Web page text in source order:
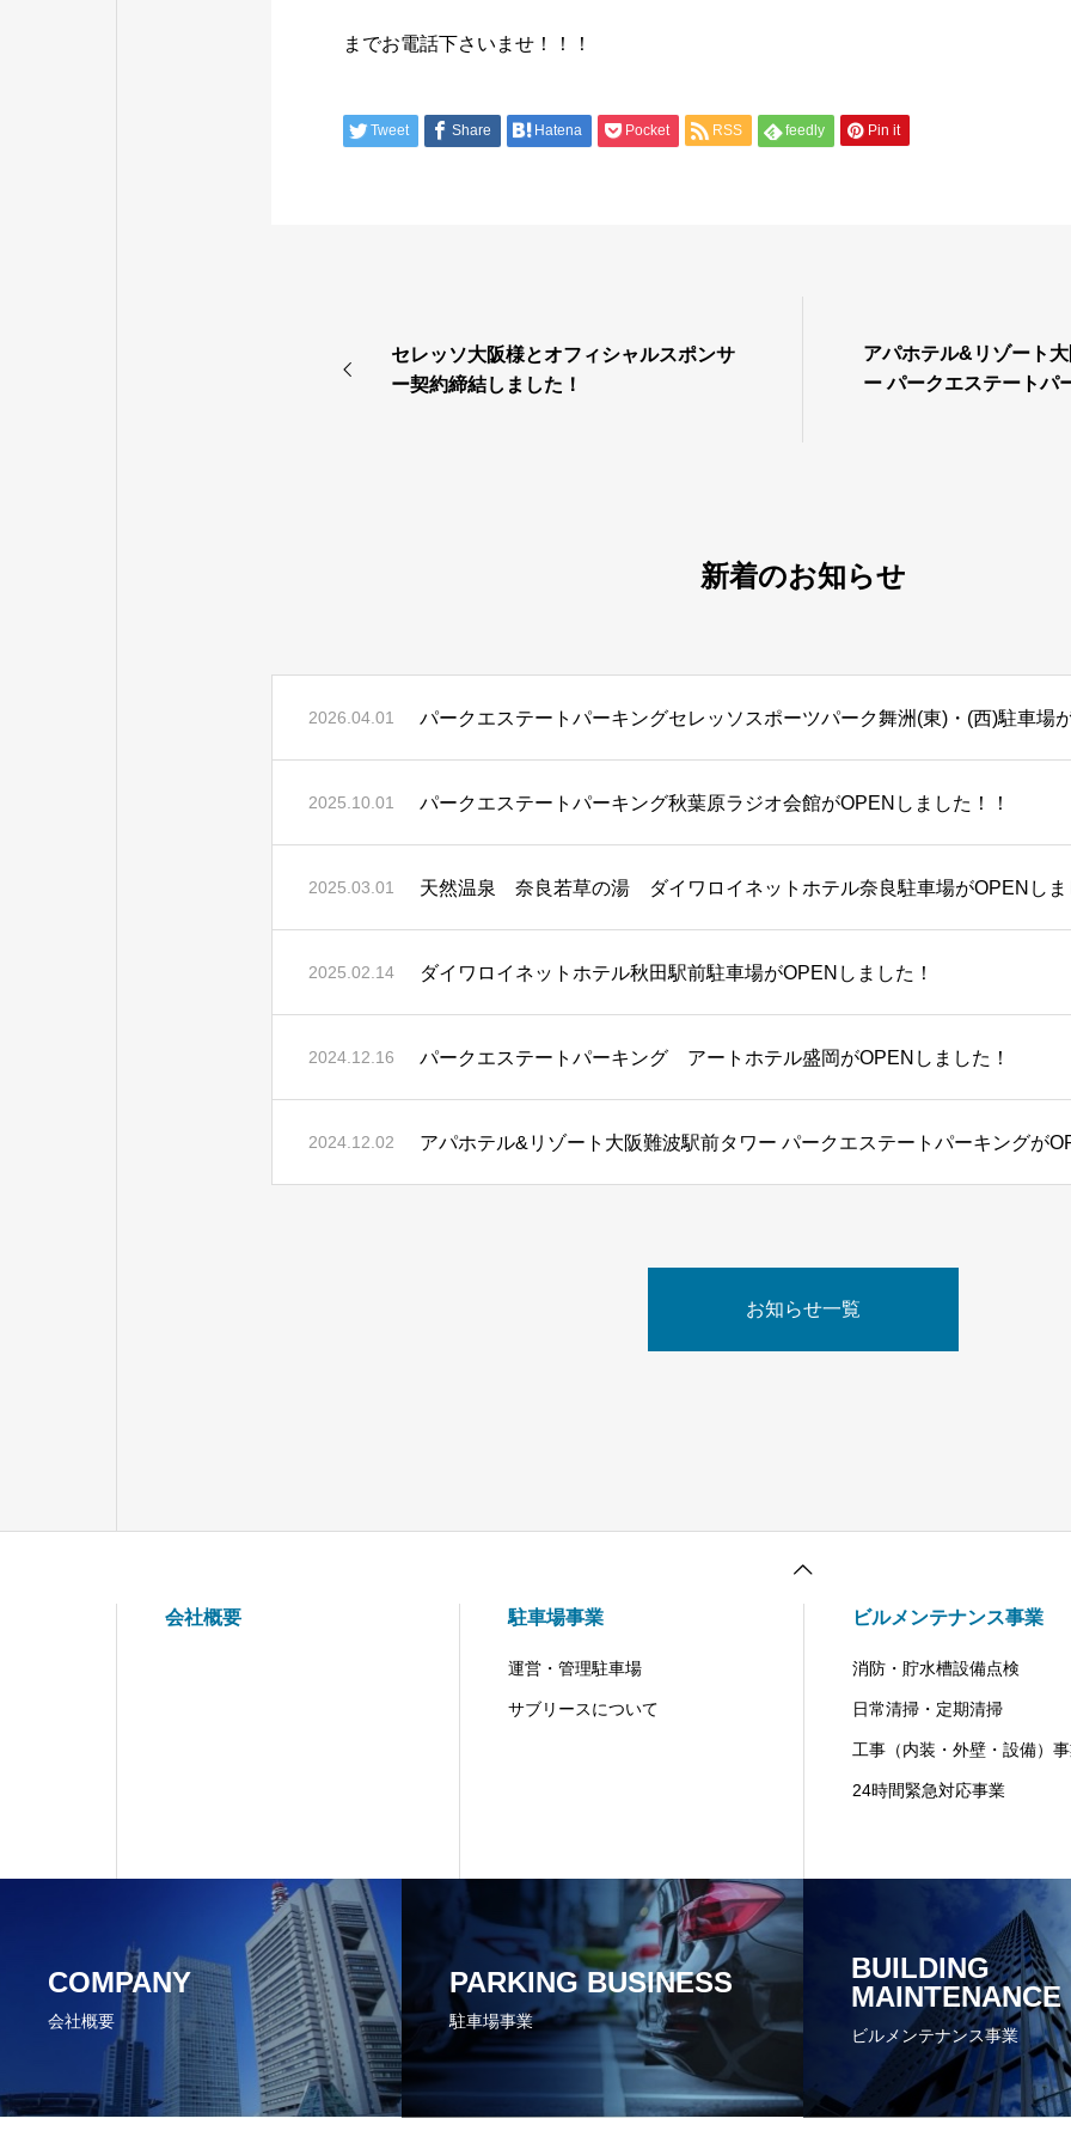
までお電話下さいませ！！！
Tweet Share Hatena Pocket RSS feedly Pin it
セレッソ大阪様とオフィシャルスポンサ
ー契約締結しました！
アパホテル&リゾート
ー パークエステートパ
新着のお知らせ
2026.04.01 パークエステートパーキングセレッソスポーツパーク舞洲(東)・(西)駐車場
2025.10.01 パークエステートパーキング秋葉原ラジオ会館がOPENしました！！
2025.03.01 天然温泉 奈良若草の湯 ダイワロイネットホテル奈良駐車場がOPENしま
2025.02.14 ダイワロイネットホテル秋田駅前駐車場がOPENしました！
2024.12.16 パークエステートパーキング アートホテル盛岡がOPENしました！
2024.12.02 アパホテル&リゾート大阪難波駅前タワー パークエステートパーキングが
お知らせ一覧
会社概要 駐車場事業
運営・管理駐車場
サブリースについて
ビルメンテナンス事業
消防・貯水槽設備点検
日常清掃・定期清掃
工事（内装・外壁・設備）
24時間緊急対応事業
COMPANY
会社概要
PARKING BUSINESS
駐車場事業
BUILDING
MAINTENANCE
ビルメンテナンス事業